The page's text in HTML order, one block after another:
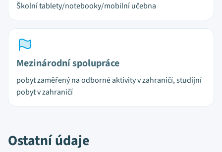
Školní tablety/notebooky/mobilní učebna
Mezinárodní spolupráce
pobyt zaměřený na odborné aktivity v zahraničí, studijní
pobyt v zahraničí
Ostatní údaje